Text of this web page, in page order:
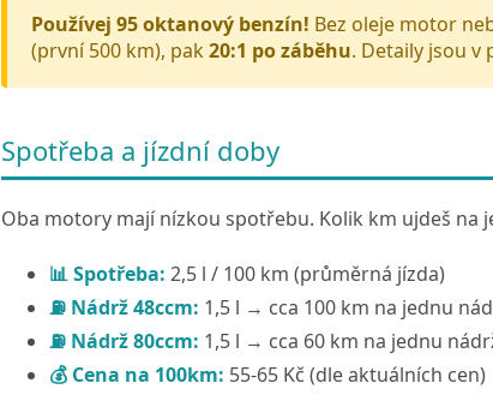
Používej 95 oktanový benzín! Bez oleje motor
(první 500 km), pak20:1 po záběhu. Detaily jsou v
Spotřeba a jízdní doby
Oba motory mají nízkou spotřebu. Kolik km ujdeš na
📊 Spotřeba: 2,5 l / 100 km (průměrná jízda)
⛽ Nádrž 48ccm: 1,5 l → cca 100 km na jednu
⛽ Nádrž 80ccm: 1,5 l → cca 60 km na jednu
💰 Cena na 100km: 55-65 Kč (dle aktuálních cen)